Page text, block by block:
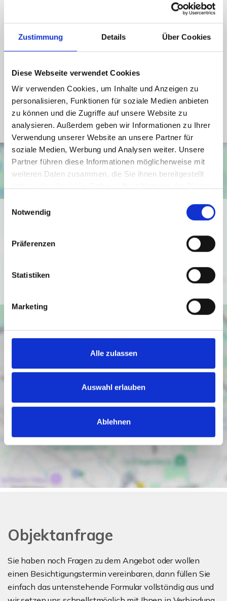
Zustimmung Details Über Cookies
Diese Webseite verwendet Cookies
Wir verwenden Cookies, um Inhalte und Anzeigen zu
personalisieren, Funktionen für soziale Medien anbieten
zu können und die Zugriffe auf unsere Website zu
analysieren. Außerdem geben wir Informationen zu Ihrer
Verwendung unserer Website an unsere Partner für
soziale Medien, Werbung und Analysen weiter. Unsere
Partner führen diese Informationen möglicherweise mit
weiteren Daten zusammen, die Sie ihnen bereitgestellt
Einwilligungsauswahl
Notwendig
Präferenzen
Statistiken
Marketing
Alle zulassen
Auswahl erlauben
Ablehnen
Wesentlicher Energieträger
Öl
Energieausweis Werteklasse
Energieausweis Gebäudeart
Wohngebäude
Heizung
Zentralheizung
Befeuerung
Öl
Ich bin damit einverstanden, dass mir Karten von Google
Datenschutzbedingungen von Google
Objektanfrage
Sie haben noch Fragen zu dem Angebot oder wollen
einen Besichtigungstermin vereinbaren, dann füllen Sie
einfach das untenstehende Formular vollständig aus und